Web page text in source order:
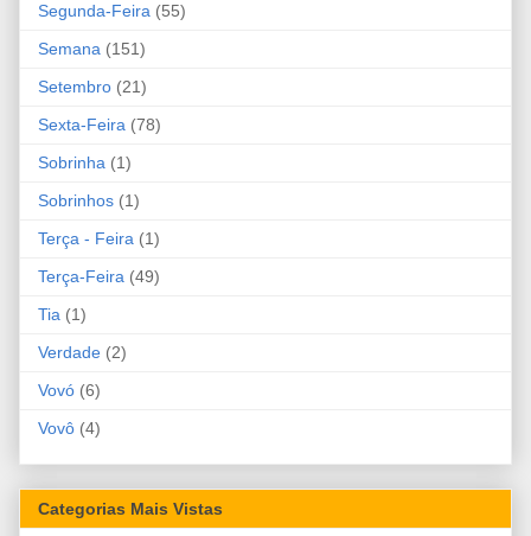
Segunda-Feira (55)
Semana (151)
Setembro (21)
Sexta-Feira (78)
Sobrinha (1)
Sobrinhos (1)
Terça - Feira (1)
Terça-Feira (49)
Tia (1)
Verdade (2)
Vovó (6)
Vovô (4)
Categorias Mais Vistas